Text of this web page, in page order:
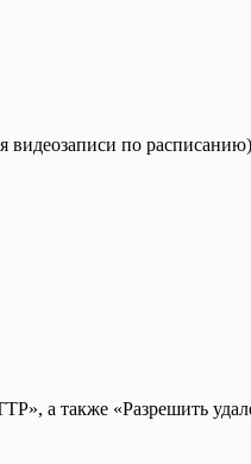
видеозаписи по
а также «Разрешить